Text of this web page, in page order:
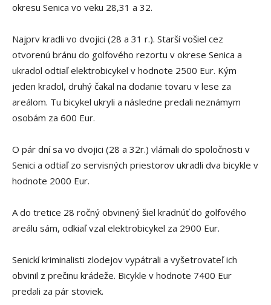
okresu Senica vo veku 28,31 a 32.
Najprv kradli vo dvojici (28 a 31 r.). Starší vošiel cez
otvorenú bránu do golfového rezortu v okrese Senica a
ukradol odtiaľ elektrobicykel v hodnote 2500 Eur. Kým
jeden kradol, druhý čakal na dodanie tovaru v lese za
areálom. Tu bicykel ukryli a následne predali neznámym
osobám za 600 Eur.
O pár dní sa vo dvojici (28 a 32r.) vlámali do spoločnosti v
Senici a odtiaľ zo servisných priestorov ukradli dva bicykle v
hodnote 2000 Eur.
A do tretice 28 ročný obvinený šiel kradnúť do golfového
areálu sám, odkiaľ vzal elektrobicykel za 2900 Eur.
Senickí kriminalisti zlodejov vypátrali a vyšetrovateľ ich
obvinil z prečinu krádeže. Bicykle v hodnote 7400 Eur
predali za pár stoviek.